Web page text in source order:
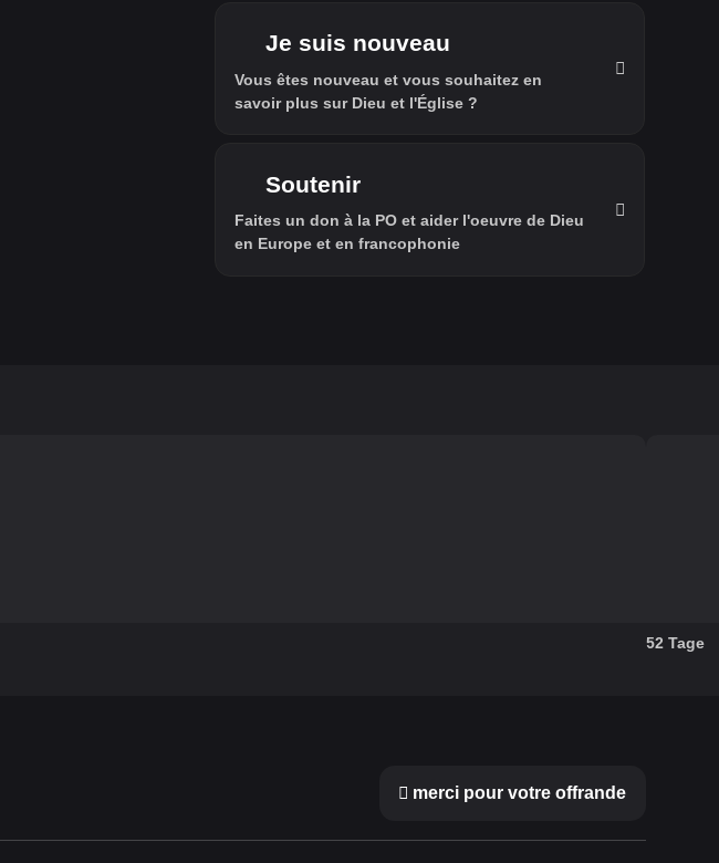
Je suis nouveau
Vous êtes nouveau et vous souhaitez en
savoir plus sur Dieu et l'Église ?
Soutenir
Faites un don à la PO et aider l'oeuvre de Dieu
en Europe et en francophonie
52 Tage
merci pour votre offrande